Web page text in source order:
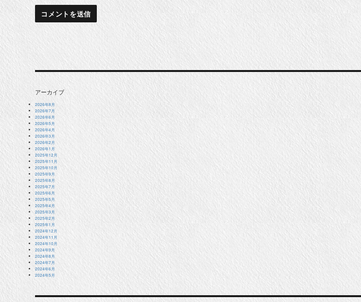
アーカイブ
2026年8月
2026年7月
2026年6月
2026年5月
2026年4月
2026年3月
2026年2月
2026年1月
2025年12月
2025年11月
2025年10月
2025年9月
2025年8月
2025年7月
2025年6月
2025年5月
2025年4月
2025年3月
2025年2月
2025年1月
2024年12月
2024年11月
2024年10月
2024年9月
2024年8月
2024年7月
2024年6月
2024年5月